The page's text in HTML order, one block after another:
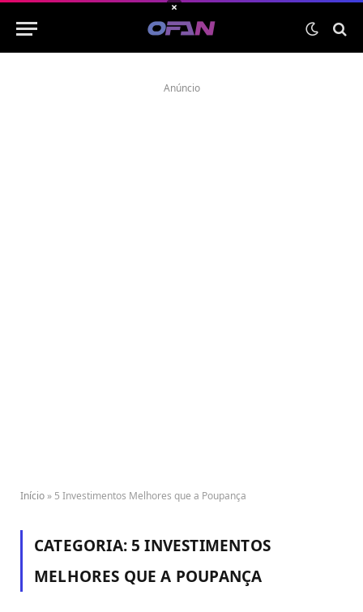
Anúncio
Início » 5 Investimentos Melhores que a Poupança
CATEGORIA: 5 INVESTIMENTOS
MELHORES QUE A POUPANÇA
×